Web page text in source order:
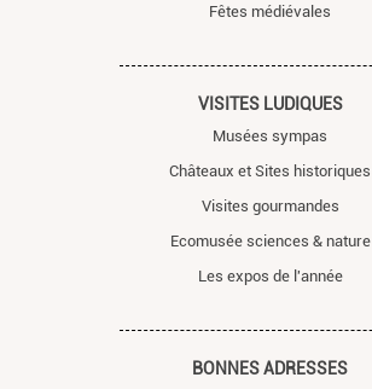
Fêtes médiévales
VISITES LUDIQUES
Musées sympas
Châteaux et Sites historiques
Visites gourmandes
Ecomusée sciences & nature
Les expos de l'année
BONNES ADRESSES